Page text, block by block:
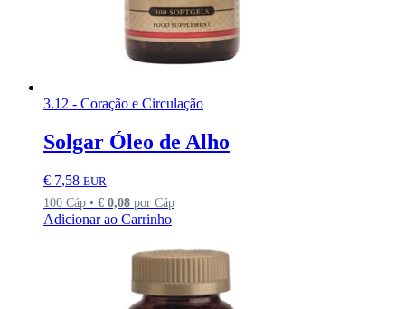
3.12 - Coração e Circulação
Solgar Óleo de Alho
€ 7,58 EUR
100 Cáp • € 0,08 por Cáp
Adicionar ao Carrinho